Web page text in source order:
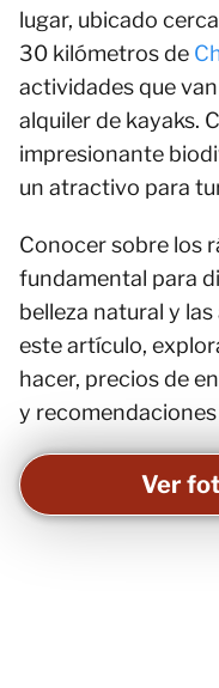
lugar, ubicado
30 kilómetros de
actividades que
alquiler de kayaks.
impresionante
un atractivo para
Conocer sobre los
fundamental para
belleza natural y
este artículo,
hacer, precios de
y
Ver